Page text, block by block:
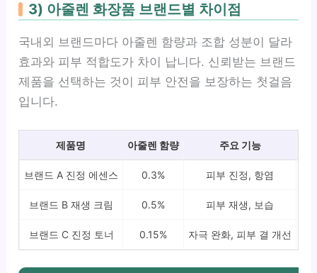
3) 아줄렌 화장품 브랜드별 차이점
국내외 브랜드마다 아줄렌 함량과 조합 성분이 달라
효과와 피부 적합도가 차이 납니다. 신뢰받는 브랜드
제품을 선택하는 것이 피부 안전을 보장하는 첫걸음
입니다.
제품명 아줄렌 함량 주요 기능
브랜드 A 진정 에센스 0.3% 피부 진정, 항염
브랜드 B 재생 크림 0.5% 피부 재생, 보습
브랜드 C 진정 토너 0.15% 자극 완화, 피부 결 개선